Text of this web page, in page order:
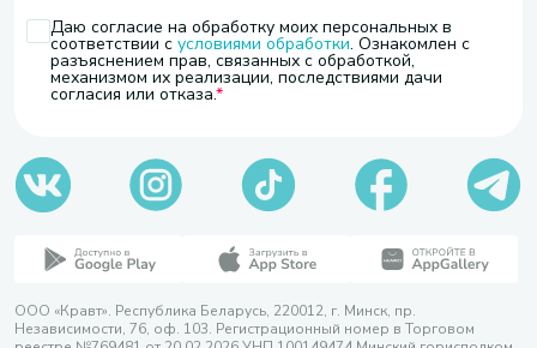
Даю согласие на обработку моих персональных в
соответствии с условиями обработки. Ознакомлен с
разъяснением прав, связанных с обработкой,
механизмом их реализации, последствиями дачи
согласия или отказа.
ООО «Кравт». Республика Беларусь, 220012, г. Минск, пр.
Независимости, 76, оф. 103. Регистрационный номер в Торговом